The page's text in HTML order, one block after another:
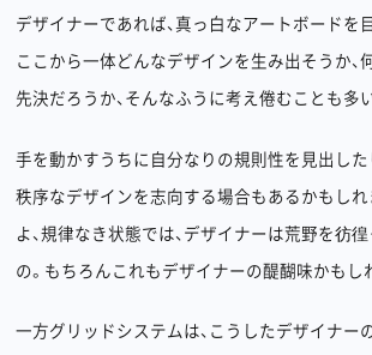
デザイナーであれば、真っ白なアートボードを
ここから一体どんなデザインを生み出そうか、
先決だろうか、そんなふうに考え倦むことも多
手を動かすうちに自分なりの規則性を見出した
秩序なデザインを志向する場合もあるかもしれ
よ、規律なき状態では、デザイナーは荒野を彷
の。もちろんこれもデザイナーの醍醐味かもし
一方グリッドシステムは、こうしたデザイナー